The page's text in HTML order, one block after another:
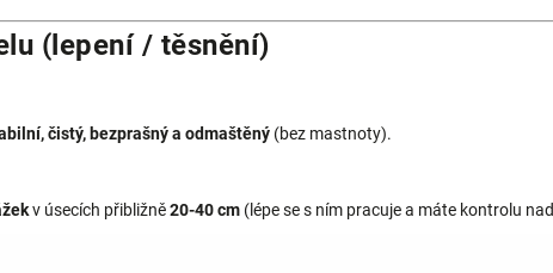
(lepení / těsnění)
čistý, bezprašný a odmaštěný (bez mastnoty).
v úsecích přibližně20-40 cm (lépe se s ním pracuje a máte kontrolu nad